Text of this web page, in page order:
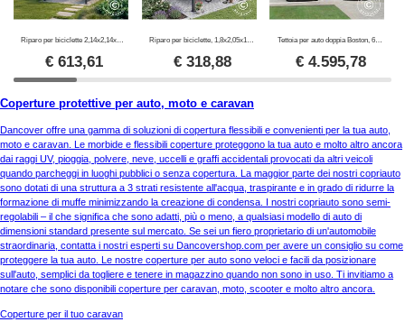
Riparo per biciclette 2,14x2,14x2,04m, 4,57m2, ProShed®, Antracite
€613,61
Riparo per biciclette, 1,8x2,05x1,93m, ProShed®, Antracite
€ 318,88
Tettoia per auto doppia Boston, 6x5x2,4m, Grigio
€ 4.595,78
Coperture protettive per auto, moto e caravan
Dancover offre una gamma di soluzioni di copertura flessibili e convenienti per la tua auto,
moto e caravan. Le morbide e flessibili coperture proteggono la tua auto e molto altro ancora
dai raggi UV, pioggia, polvere, neve, uccelli e graffi accidentali provocati da altri veicoli
quando parcheggi in luoghi pubblici o senza copertura. La maggior parte dei nostri copriauto
sono dotati di una struttura a 3 strati resistente all'acqua, traspirante e in grado di ridurre la
formazione di muffe minimizzando la creazione di condensa. I nostri copriauto sono semi-
regolabili – il che significa che sono adatti, più o meno, a qualsiasi modello di auto di
dimensioni standard presente sul mercato. Se sei un fiero proprietario di un'automobile
straordinaria, contatta i nostri esperti su Dancovershop.com per avere un consiglio su come
proteggere la tua auto. Le nostre coperture per auto sono veloci e facili da posizionare
sull'auto, semplici da togliere e tenere in magazzino quando non sono in uso. Ti invitiamo a
notare che sono disponibili coperture per caravan, moto, scooter e molto altro ancora.
Coperture per il tuo caravan